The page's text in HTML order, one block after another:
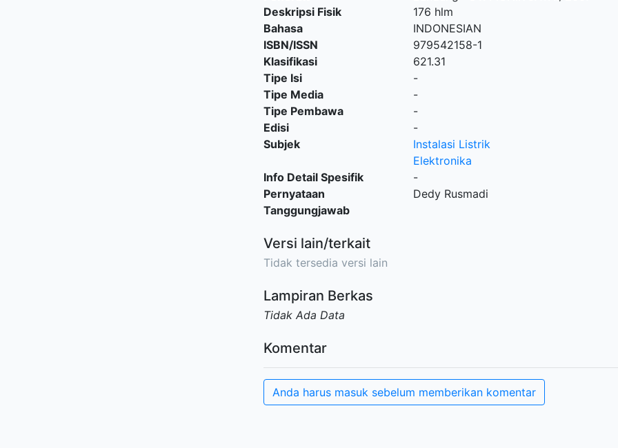
Deskripsi Fisik
176 hlm
Bahasa
INDONESIAN
ISBN/ISSN
979542158-1
Klasifikasi
621.31
Tipe Isi
-
Tipe Media
-
Tipe Pembawa
-
Edisi
-
Subjek
Instalasi Listrik
Elektronika
Info Detail Spesifik
-
Pernyataan
Tanggungjawab
Dedy Rusmadi
Versi lain/terkait
Tidak tersedia versi lain
Lampiran Berkas
Tidak Ada Data
Komentar
Anda harus masuk sebelum memberikan komentar